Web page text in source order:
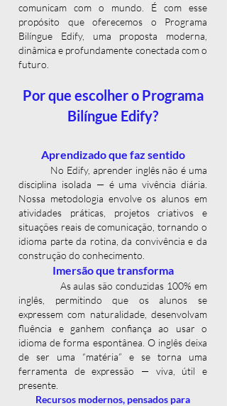
comunicam com o mundo. É com esse
propósito que oferecemos o Programa
Bilíngue Edify, uma proposta moderna,
dinâmica e profundamente conectada com o
futuro.
Por que escolher o Programa
Bilíngue Edify?
Aprendizado que faz sentido
No Edify, aprender inglês não é uma
disciplina isolada — é uma vivência diária.
Nossa metodologia envolve os alunos em
atividades práticas, projetos criativos e
situações reais de comunicação, tornando o
idioma parte da rotina, da convivência e da
construção do conhecimento.
Imersão que transforma
As aulas são conduzidas 100% em
inglês, permitindo que os alunos se
expressem com naturalidade, desenvolvam
fluência e ganhem confiança ao usar o
idioma de forma espontânea. O inglês deixa
de ser uma “matéria” e se torna uma
ferramenta de expressão — viva, útil e
presente.
Recursos modernos, pensados para